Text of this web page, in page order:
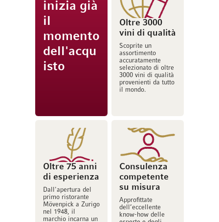
inizia già
il
momento
dell'acqu
isto
Oltre 3000
vini di qualità
Scoprite un
assortimento
accuratamente
selezionato di oltre
3000 vini di qualità
provenienti da tutto
il mondo.
Oltre 75 anni
di esperienza
Dall'apertura del
primo ristorante
Mövenpick a Zurigo
nel 1948, il
marchio incarna un
Consulenza
competente
su misura
Approfittate
dell’eccellente
know-how delle